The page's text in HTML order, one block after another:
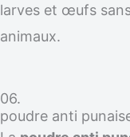
larves et œufs
animaux.
06.
poudre anti